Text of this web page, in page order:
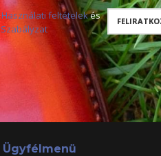
Használati feltételekés
Ügyfélmenü